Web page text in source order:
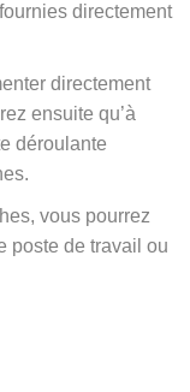
directement
directement
ensuite qu’à
déroulante
vous pourrez
poste de travail ou